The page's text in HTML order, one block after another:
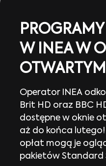
W INEA W
OTWARTYM
Operator INEA
Brit HD oraz BBC
dostępne w oknie
aż do końca
opłat mogą je
pakietów Standard